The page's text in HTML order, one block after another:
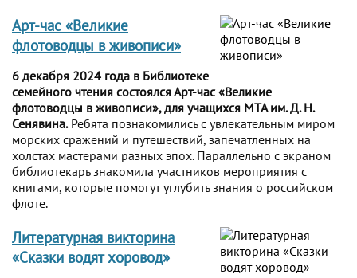
Арт-час «Великие
флотоводцы в живописи»
6 декабря 2024 года в Библиотеке
семейного чтения состоялся Арт-час «Великие
флотоводцы в живописи», для учащихся МТА им. Д. Н.
Сенявина.Ребята познакомились с увлекательным миром
морских сражений и путешествий, запечатленных на
холстах мастерами разных эпох. Параллельно с экраном
библиотекарь знакомила участников мероприятия с
книгами, которые помогут углубить знания о российском
флоте.
Литературная викторина
«Сказки водят хоровод»